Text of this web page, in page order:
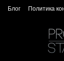
Блог
Политика